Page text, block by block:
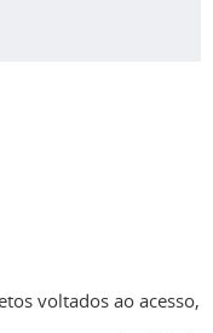
voltados ao acesso,